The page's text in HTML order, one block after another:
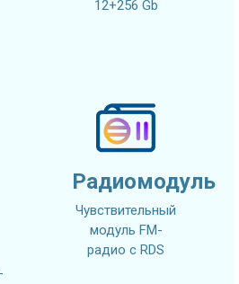
12+256 Gb
Радиомодуль
Чувствительный
модуль FM-
радио с RDS